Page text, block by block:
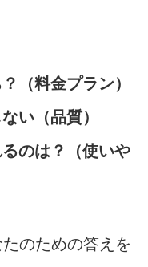
（料金プラン）
い（品質）
のは？（使いや
のための答えを